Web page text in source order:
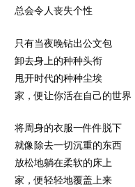
总会令人丧失个性
只有当夜晚钻出公文包
卸去身上的种种头衔
甩开时代的种种尘埃
家，便让你活在自己的世界
将周身的衣服一件件脱下
就像除去一切沉重的东西
放松地躺在柔软的床上
家，便轻轻地覆盖上来